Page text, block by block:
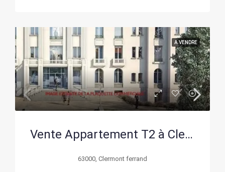
A VENDRE
Vente Appartement T2 à Clermont-Ferrand – 49,40 m², livraison 2027
63000, Clermont ferrand